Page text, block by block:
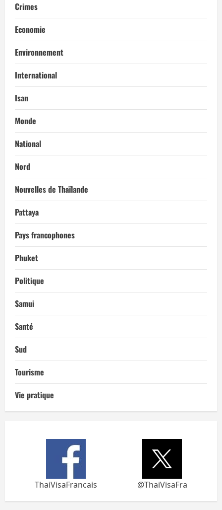
Crimes
Economie
Environnement
International
Isan
Monde
National
Nord
Nouvelles de Thaïlande
Pattaya
Pays francophones
Phuket
Politique
Samui
Santé
Sud
Tourisme
Vie pratique
ThaiVisaFrancais @ThaiVisaFra